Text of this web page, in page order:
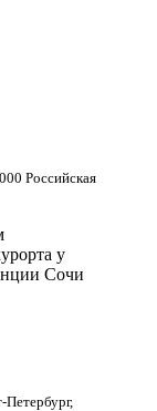
Российская
у
Сочи